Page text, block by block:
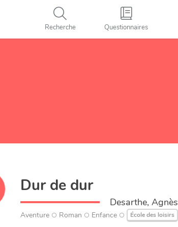
Recherche Questionnaires
Dur de dur
Desarthe, Agnès
Aventure Roman Enfance École des loisirs